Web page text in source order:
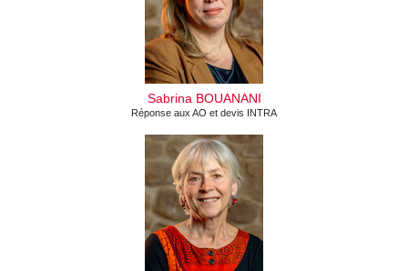
Sabrina BOUANANI
Réponse aux AO et devis INTRA